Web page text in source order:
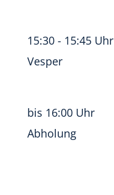
15:30 - 15:45 Uhr
Vesper
bis 16:00 Uhr
Abholung